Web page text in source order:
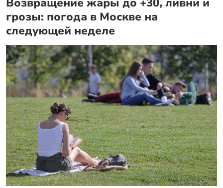
Возвращение жары до +30, ливни и
грозы: погода в Москве на
следующей неделе